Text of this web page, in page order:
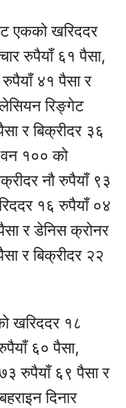
एकको खरिददर
रुपैयाँ ६१ पैसा,
४१ पैसा र
रिङ्गेट
र बिक्रीदर ३६
१०० को
नौ रुपैयाँ ९३
१६ रुपैयाँ ०४
र डेनिस क्रोनर
र बिक्रीदर २२
खरिददर १८
६० पैसा,
रुपैयाँ ६९ पैसा र
दिनार